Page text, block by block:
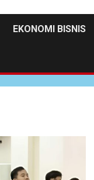
EKONOMI BISNIS